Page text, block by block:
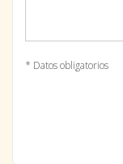
* Datos obligatorios